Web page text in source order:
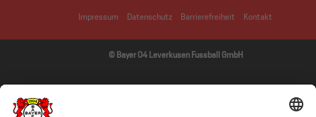
Impressum Datenschutz Barrierefreiheit Kontakt
© Bayer 04 Leverkusen Fussball GmbH